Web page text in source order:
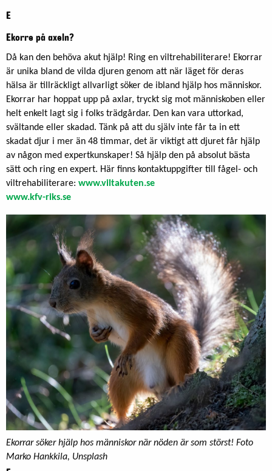
E
Ekorre på axeln?
Då kan den behöva akut hjälp! Ring en viltrehabiliterare! Ekorrar
är unika bland de vilda djuren genom att när läget för deras
hälsa är tillräckligt allvarligt söker de ibland hjälp hos människor.
Ekorrar har hoppat upp på axlar, tryckt sig mot människoben eller
helt enkelt lagt sig i folks trädgårdar. Den kan vara uttorkad,
svältande eller skadad. Tänk på att du själv inte får ta in ett
skadat djur i mer än 48 timmar, det är viktigt att djuret får hjälp
av någon med expertkunskaper! Så hjälp den på absolut bästa
sätt och ring en expert. Här finns kontaktuppgifter till fågel- och
viltrehabiliterare: www.viltakuten.se
www.kfv-riks.se
Ekorrar söker hjälp hos människor när nöden är som störst! Foto
Marko Hankkila, Unsplash